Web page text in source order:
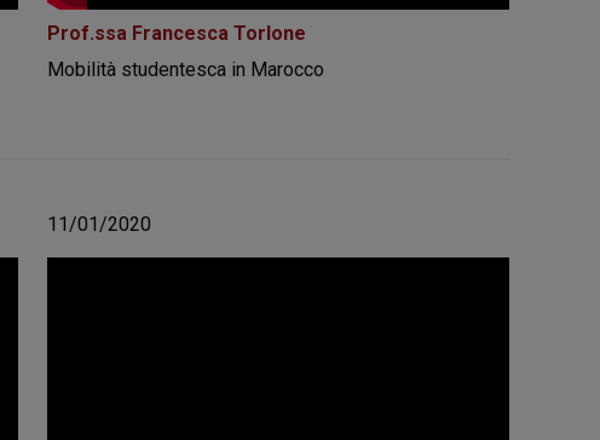
Prof.ssa Francesca Torlone
Mobilità studentesca in Marocco
11/01/2020